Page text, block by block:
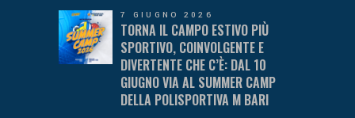
7 GIUGNO 2026
TORNA IL CAMPO ESTIVO PIÙ
SPORTIVO, COINVOLGENTE E
DIVERTENTE CHE C’È: DAL 10
GIUGNO VIA AL SUMMER CAMP
DELLA POLISPORTIVA M BARI